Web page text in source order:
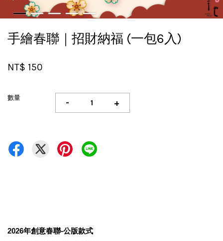
手繪春聯｜招財納福 (一包6入)
NT$ 150
數量 - +
2026年創意春聯-公版款式